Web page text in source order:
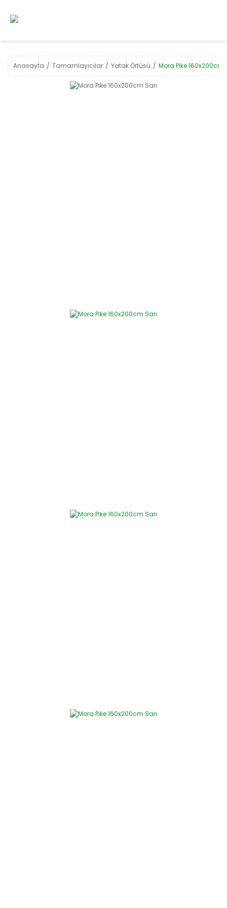
Anasayfa Tamamlayıcılar Yatak Örtüsü Mora Pike 160x200cm